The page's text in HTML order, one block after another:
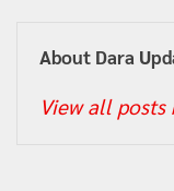
About Dara
View all posts